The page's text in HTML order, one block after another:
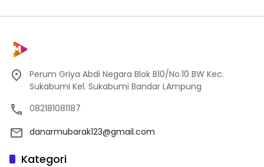
Perum Griya Abdi Negara Blok B10/No.10 BW Kec.
Sukabumi Kel. Sukabumi Bandar LAmpung
082181081187
danarmubarak123@gmail.com
Kategori